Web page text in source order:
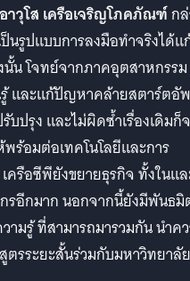
าวุโส เครือเจริญโภคภัณฑ์ก
นรูปแบบการลงมือทำจริงได้แ
น โจทย์จากภาคอุตสาหกรรม
รู้ และแก้ปัญหาคล้ายสตาร์ตอัพ
ปรุง และไม่ผิดซ้ำเรื่องเดิมก็
พร้อมต่อเทคโนโลยีและการ
ครือซีพียังขยายธุรกิจ ทั้งในแ
รอีกมาก นอกจากนี้ยังมีพันธมิ
มรู้ ที่สามารถมารวมกัน นำค
รระยะสั้นร่วมกับมหาวิทยาลัย